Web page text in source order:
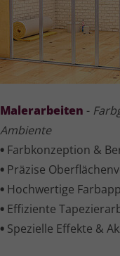
Malerarbeiten -
Ambiente
• Farbkonzeption &
• Präzise
• Hochwertige
• Effiziente
• Spezielle Effekte &